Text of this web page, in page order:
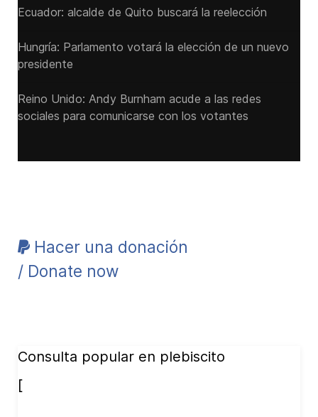
Ecuador: alcalde de Quito buscará la reelección
Hungría: Parlamento votará la elección de un nuevo
presidente
Reino Unido: Andy ‌Burnham acude a las redes
sociales para comunicarse con los votantes
Hacer una donación
/ Donate now
Consulta popular en plebiscito
[